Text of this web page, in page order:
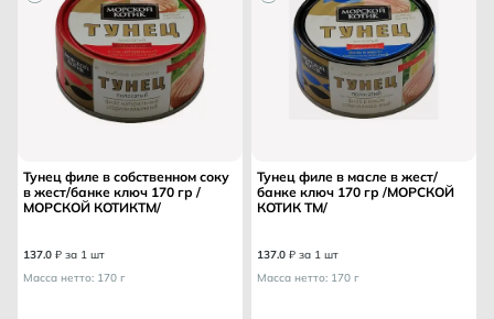
Тунец филе в собственном соку
в жест/банке ключ 170 гр /
МОРСКОЙ КОТИКТМ/
137.0 ₽ за 1 шт
Масса нетто: 170 г
Тунец филе в масле в жест/
банке ключ 170 гр /МОРСКОЙ
КОТИК ТМ/
137.0 ₽ за 1 шт
Масса нетто: 170 г